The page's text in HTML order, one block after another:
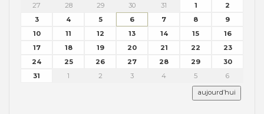
27
28 29 30 31 1
2
3
4 5 6 7 8
9
10
11 12 13 14 15
16
17
18 19 20 21 22
23
24
25 26 27 28 29
30
31
1 2 3 4 5 6
aujourd’hui